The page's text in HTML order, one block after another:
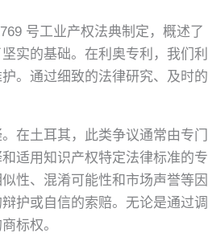
号工业产权法典制定，概述了
实的基础。在利奥专利，我们利
。通过细致的法律研究、及时的
在土耳其，此类争议通常由专门
适用知识产权特定法律标准的专
性、混淆可能性和市场声誉等因
护或自信的索赔。无论是通过调
标权。